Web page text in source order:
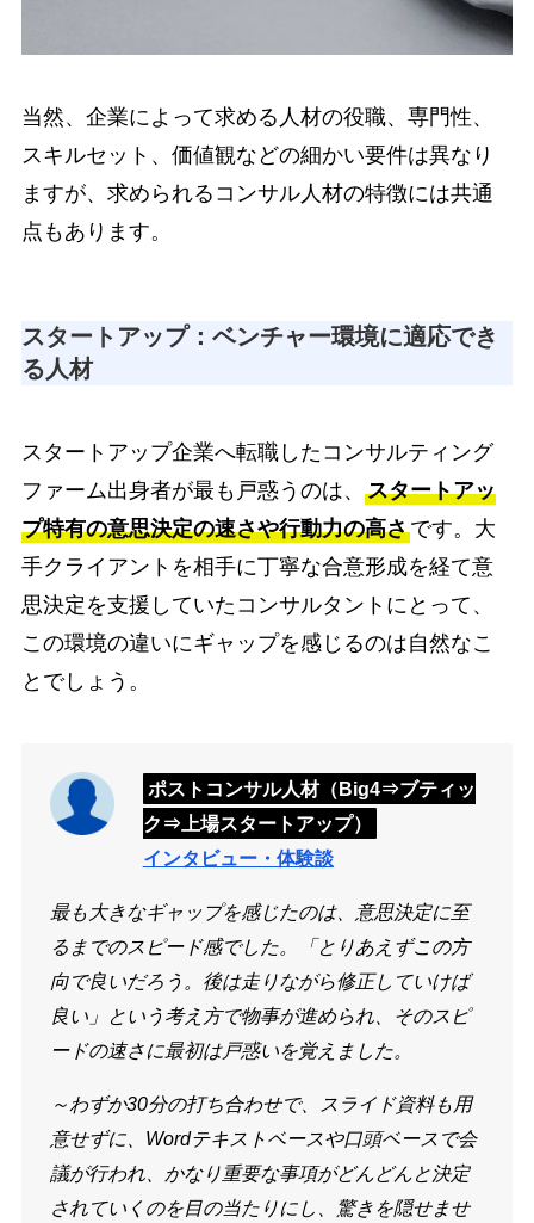
当然、企業によって求める人材の役職、専門性、
スキルセット、価値観などの細かい要件は異なり
ますが、求められるコンサル人材の特徴には共通
点もあります。
スタートアップ：ベンチャー環境に適応でき
る人材
スタートアップ企業へ転職したコンサルティング
ファーム出身者が最も戸惑うのは、 スタートアッ
プ特有の意思決定の速さや行動力の高さです。大
手クライアントを相手に丁寧な合意形成を経て意
思決定を支援していたコンサルタントにとって、
この環境の違いにギャップを感じるのは自然なこ
とでしょう。
ポストコンサル人材（Big4⇒ブティッ
ク⇒上場スタートアップ）
インタビュー・体験談
最も大きなギャップを感じたのは、意思決定に至
るまでのスピード感でした。「とりあえずこの方
向で良いだろう。後は走りながら修正していけば
良い」という考え方で物事が進められ、そのスピ
ードの速さに最初は戸惑いを覚えました。
～わずか30分の打ち合わせで、スライド資料も用
意せずに、Wordテキストベースや口頭ベースで会
議が行われ、かなり重要な事項がどんどんと決定
されていくのを目の当たりにし、驚きを隠せませ